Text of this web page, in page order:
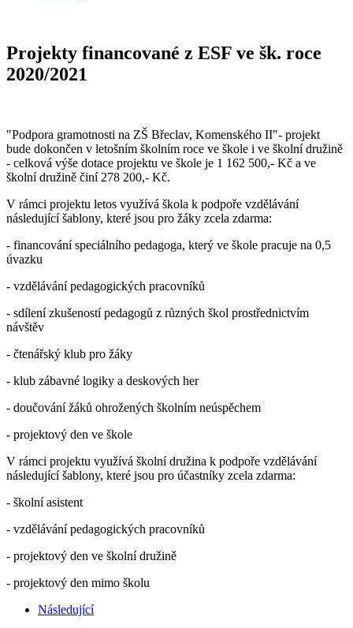
Projekty financované z ESF ve šk. roce
2020/2021
"Podpora gramotnosti na ZŠ Břeclav, Komenského II"- projekt
bude dokončen v letošním školním roce ve škole i ve školní družině
- celková výše dotace projektu ve škole je 1 162 500,- Kč a ve
školní družině činí 278 200,- Kč.
V rámci projektu letos využívá škola k podpoře vzdělávání
následující šablony, které jsou pro žáky zcela zdarma:
- financování speciálního pedagoga, který ve škole pracuje na 0,5
úvazku
- vzdělávání pedagogických pracovníků
- sdílení zkušeností pedagogů z různých škol prostřednictvím
návštěv
- čtenářský klub pro žáky
- klub zábavné logiky a deskových her
- doučování žáků ohrožených školním neúspěchem
- projektový den ve škole
V rámci projektu využívá školní družina k podpoře vzdělávání
následující šablony, které jsou pro účastníky zcela zdarma:
- školní asistent
- vzdělávání pedagogických pracovníků
- projektový den ve školní družině
- projektový den mimo školu
Následující